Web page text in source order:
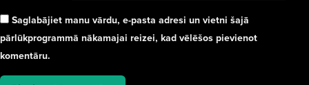
Saglabājiet manu vārdu, e-pasta adresi un vietni šajā
pārlūkprogrammā nākamajai reizei, kad vēlēšos pievienot
komentāru.